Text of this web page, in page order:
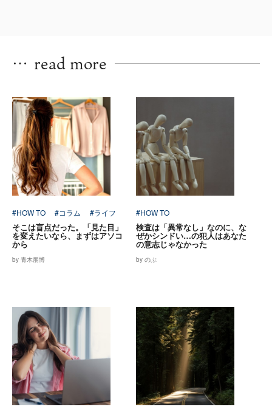
… read more
#HOW TO #コラム #ライフ
そこは盲点だった。「見た目」
を変えたいなら、まずはアソコ
から
by 青木朋博
#HOW TO
検査は「異常なし」なのに、な
ぜかシンドい…の犯人はあなた
の意志じゃなかった
by のぶ